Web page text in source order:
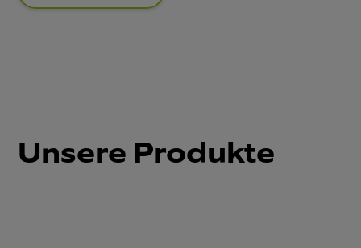
Unsere Produkte